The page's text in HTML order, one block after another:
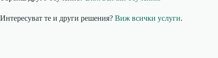
Интересуват те и други решения? Виж всички услуги.